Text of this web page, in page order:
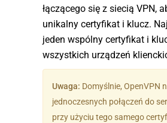
łączącego się z siecią VPN,
unikalny certyfikat i klucz.
jeden wspólny certyfikat i
wszystkich urządzeń
Uwaga: Domyślnie, OpenVPN
jednoczesnych połączeń do
przy użyciu tego samego